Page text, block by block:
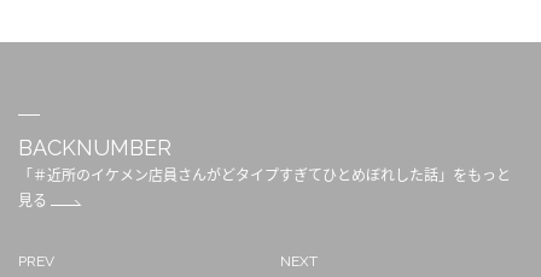
BACKNUMBER
「＃近所のイケメン店員さんがどタイプすぎてひとめぼれした話」をもっと
見る
PREV NEXT